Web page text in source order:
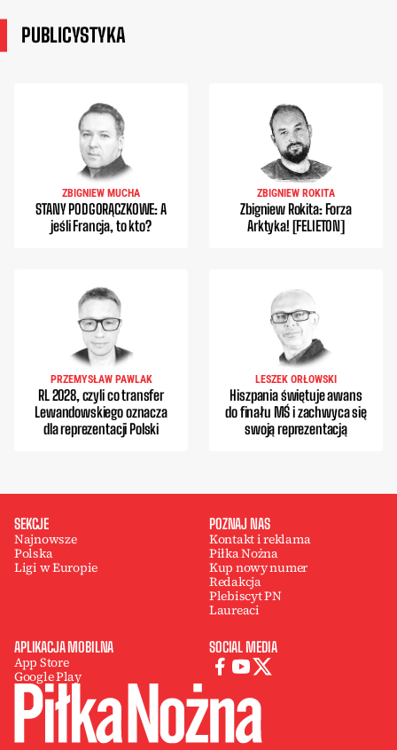
PUBLICYSTYKA
ZBIGNIEW MUCHA
STANY PODGORĄCZKOWE: A
jeśli Francja, to kto?
ZBIGNIEW ROKITA
Zbigniew Rokita: Forza
Arktyka! [FELIETON]
PRZEMYSŁAW PAWLAK
RL 2028, czyli co transfer
Lewandowskiego oznacza
dla reprezentacji Polski
LESZEK ORŁOWSKI
Hiszpania świętuje awans
do finału MŚ i zachwyca się
swoją reprezentacją
SEKCJE
Najnowsze
Polska
Ligi w Europie
POZNAJ NAS
Kontakt i reklama
Piłka Nożna
Kup nowy numer
Redakcja
Plebiscyt PN
Laureaci
APLIKACJA MOBILNA
App Store
Google Play
SOCIAL MEDIA